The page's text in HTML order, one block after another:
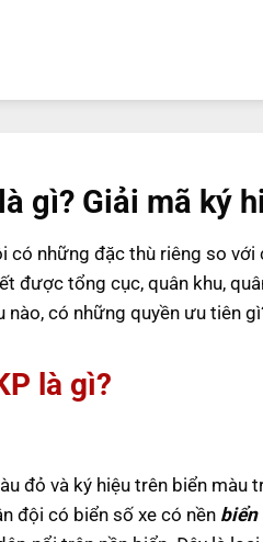
gì? Giải mã ký
có những đặc thù riêng so
được tổng cục, quân khu,
nào, có những quyền ưu tiên
là gì?
đỏ và ký hiệu trên biển màu
đội có biển số xe có nền biển